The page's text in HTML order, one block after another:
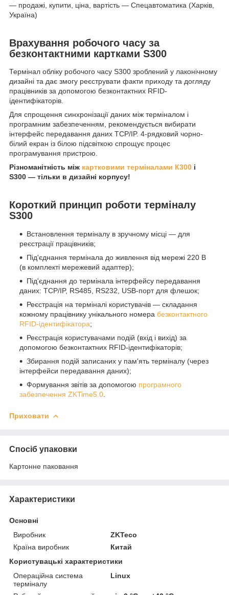
— продажі, купити, ціна, вартість — Спецавтоматика (Харків,
Україна)
Врахування робочого часу за
безконтактними картками S300
Термінал обліку робочого часу S300 зроблений у лаконічному
дизайні та дає змогу реєструвати факти приходу та догляду
працівників за допомогою безконтактних RFID-
ідентифікаторів.
Для спрощення синхронізації даних між терміналом і
програмним забезпеченням, рекомендується вибирати
інтерфейс передавання даних TCP/IP. 4-рядковий чорно-
білий екран із білою підсвіткою спрощує процес
програмування пристрою.
Різноманітність між картковими терміналами К300 і
S300 — тільки в дизайні корпусу!
Короткий принцип роботи терміналу
S300
Встановлення терміналу в зручному місці — для
реєстрації працівників;
Під'єднання термінала до живлення від мережі 220 В
(в комплекті мережевий адаптер);
Під'єднання до термінала інтерфейсу передавання
даних: TCP/IP, RS485, RS232, USB-порт для флешок;
Реєстрація на терміналі користувачів — складання
кожному працівнику унікального номера безконтактного
RFID-ідентифікатора;
Реєстрація користувачами подій (вхід і вихід) за
допомогою безконтактних RFID-ідентифікаторів;
Збирання подій записаних у пам'ять терміналу (через
інтерфейси передавання даних);
Формування звітів за допомогою програмного
забезпечення ZKTime5.0
Приховати
Спосіб упаковки
Картонне паковання
Характеристики
Основні
Виробник
ZKTeco
Країна виробник
Китай
Користувацькі характеристики
Операційна система
терміналу
Linux